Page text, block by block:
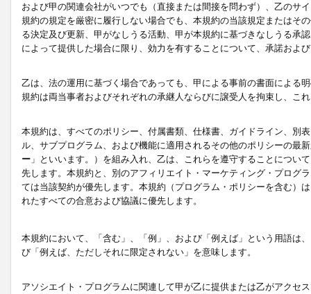
および甲の関連会社がいつでも（直接または間接を問わず）、乙のサ
規約の規定を厳密に履行しない場合でも、本規約の当該規定またはそ
る決定及び更新、甲がなしうる活動、甲が本規約に基づきなしうる承
によって提供した場合に限り、効力を有することについて、承諾およ
乙は、法の運用に基づく場合であっても、甲による事前の書面による
規約は両当事者およびそれぞれの承継人ならびに譲受人を拘束し、こ
本規約は、すべてのポリシー、付属書類、仕様書、ガイドライン、別
ル、サブプログラム、および機能に適用されるその他のポリシーの最
ー 」といいます。）を組み入れ、乙は、これらを遵守することにつ
先します。本規約と、別のアフィリエイト・マーケティング・プログ
ては当該契約が優先します。本規約（プログラム・ポリシーを含む）
れたすべての合意および協議に優先します。
本規約において、「含む」、「例」、および「例えば」という用語は
び「例えば、ただしそれに限定されない」を意味します。
アソシエイト・プログラムに関連して甲が乙に提供または乙がアクセ